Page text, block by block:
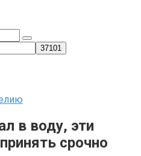
в воду, эти
срочно